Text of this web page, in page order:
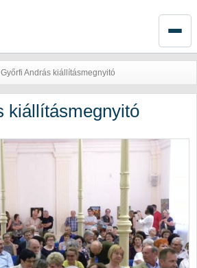
Győrfi András kiállításmegnyitó
kiállításmegnyitó